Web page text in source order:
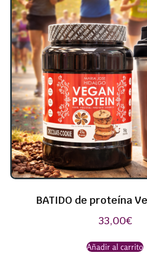
BATIDO de proteína
33,00€
Añadir al carrito